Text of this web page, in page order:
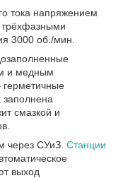
тока напряжением
3000 об./мин.
и медным
герметичные
заполнена
смазкой и
через СУиЗ. Станции
выход